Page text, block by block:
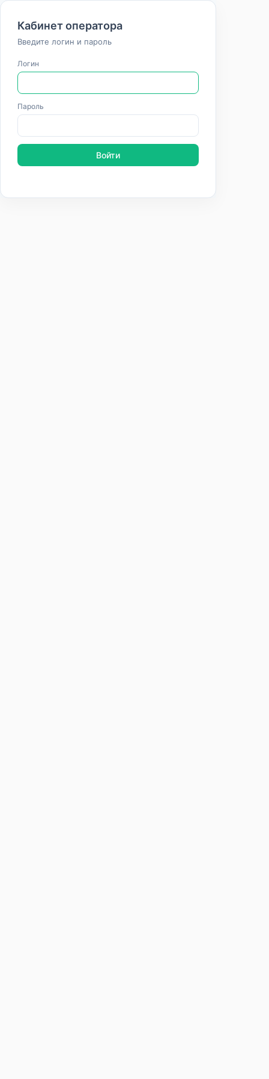
Кабинет оператора
Введите логин и пароль
Логин
Пароль
Войти